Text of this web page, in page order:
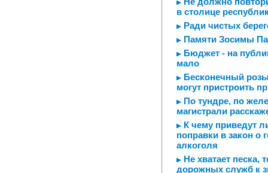
в столице
Ради чистых
Памяти Зосимы
Бюджет - на
мало
Бесконечный
могут пристроить
По тундре, по
магистрали
К чему приведут
поправки в закон о
алкоголя
Не хватает песка,
дорожных служб к